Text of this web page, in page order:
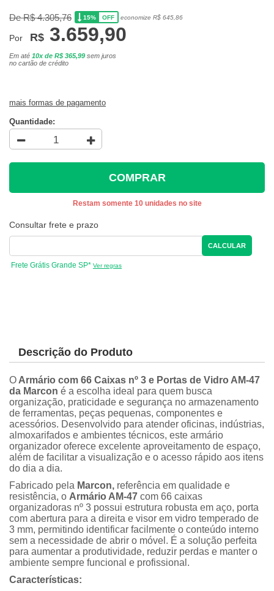
De R$ 4.305,76 15% OFF economize R$ 645,86
Por R$ 3.659,90
Em até 10x de R$ 365,99 sem juros
no cartão de crédito
mais formas de pagamento
Quantidade:
COMPRAR
Restam somente 10 unidades no site
Consultar frete e prazo
CALCULAR
Frete Grátis Grande SP* Ver regras
Descrição do Produto
O Armário com 66 Caixas nº 3 e Portas de Vidro AM-47
da Marcon é a escolha ideal para quem busca
organização, praticidade e segurança no armazenamento
de ferramentas, peças pequenas, componentes e
acessórios. Desenvolvido para atender oficinas, indústrias,
almoxarifados e ambientes técnicos, este armário
organizador oferece excelente aproveitamento de espaço,
além de facilitar a visualização e o acesso rápido aos itens
do dia a dia.
Fabricado pela Marcon, referência em qualidade e
resistência, o Armário AM-47 com 66 caixas
organizadoras nº 3 possui estrutura robusta em aço, porta
com abertura para a direita e visor em vidro temperado de
3 mm, permitindo identificar facilmente o conteúdo interno
sem a necessidade de abrir o móvel. É a solução perfeita
para aumentar a produtividade, reduzir perdas e manter o
ambiente sempre funcional e profissional.
Características: